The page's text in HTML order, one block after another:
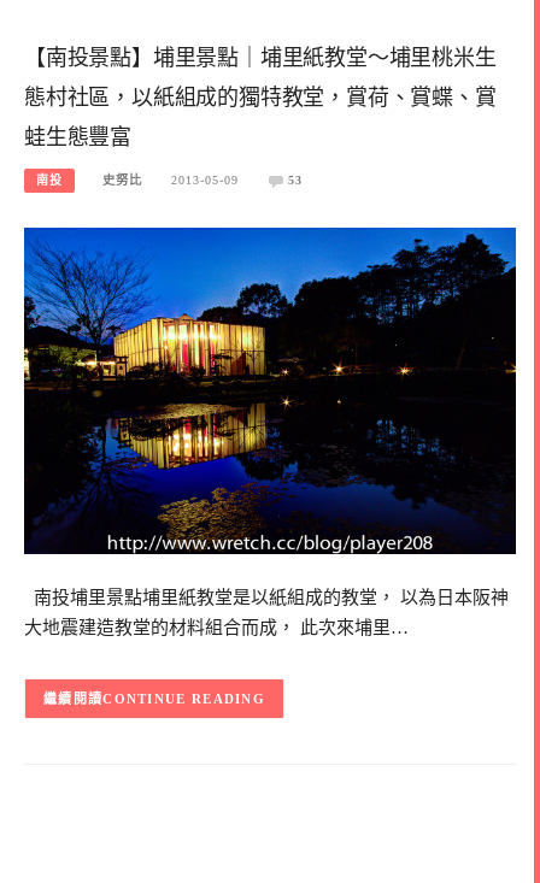
【南投景點】埔里景點｜埔里紙教堂～埔里桃米生
態村社區，以紙組成的獨特教堂，賞荷、賞蝶、賞
蛙生態豐富
南投 史努比 2013-05-09 53
南投埔里景點埔里紙教堂是以紙組成的教堂， 以為日本阪神
大地震建造教堂的材料組合而成， 此次來埔里…
CONTINUE READING